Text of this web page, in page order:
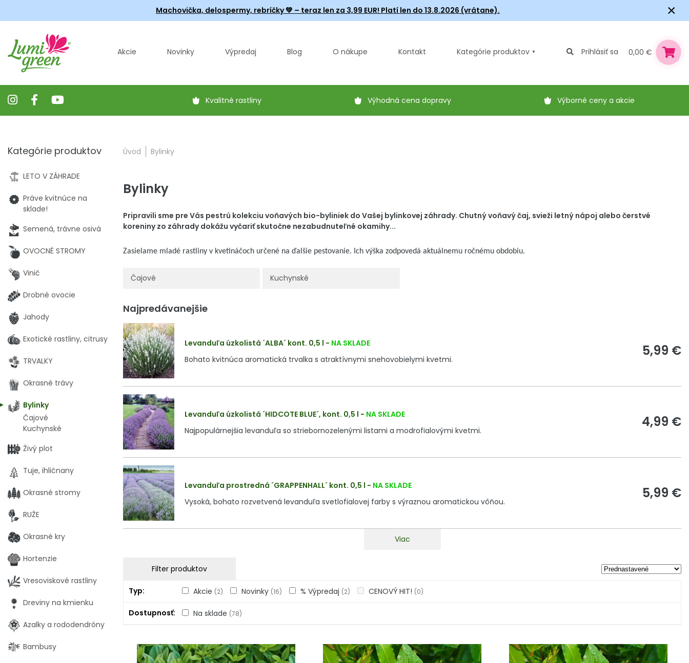
Machovička, delospermy, rebríčky💚 – teraz len za 3,99 EUR! Platí len do 13.8.2026 (vrátane). ×
Akcie Novinky Výpredaj Blog O nákupe Kontakt Kategórie produktov Prihlásiť sa 0,00 €
Kvalitné rastliny Výhodná cena dopravy Výborné ceny a akcie
Úvod Bylinky
Bylinky
Pripravili sme pre Vás pestrú kolekciu voňavých bio-byliniek do Vašej bylinkovej záhrady. Chutný voňavý čaj, svieži letný nápoj alebo čerstvé
koreniny zo záhrady dokážu vyčariť skutočne nezabudnuteľné okamihy...
Zasielame mladé rastliny v kvetináčoch určené na ďalšie pestovanie. Ich výška zodpovedá aktuálnemu ročnému obdobiu.
Čajové Kuchynské
Najpredávanejšie
Levanduľa úzkolistá ´ALBA´ kont. 0,5 l - NA SKLADE
Bohato kvitnúca aromatická trvalka s atraktívnymi snehovobielymi kvetmi.
5,99 €
Levanduľa úzkolistá ´HIDCOTE BLUE´, kont. 0,5 l - NA SKLADE
Najpopulárnejšia levanduľa so striebornozelenými listami a modrofialovými kvetmi.
4,99 €
Levanduľa prostredná ´GRAPPENHALL´ kont. 0,5 l - NA SKLADE
Vysoká, bohato rozvetvená levanduľa svetlofialovej farby s výraznou aromatickou vôňou.
5,99 €
Viac
Filter produktov
Typ Akcie (2) Novinky (16) % Výpredaj (2) CENOVÝ HIT! (0)
Dostupnosť Na sklade (78)
Kategórie produktov
LETO V ZÁHRADE
Práve kvitnúce na
sklade!
Semená, trávne osivá
OVOCNÉ STROMY
Vinič
Drobné ovocie
Jahody
Exotické rastliny, citrusy
TRVALKY
Okrasné trávy
Bylinky
Čajové
Kuchynské
Živý plot
Tuje, ihličnany
Okrasné stromy
RUŽE
Okrasné kry
Hortenzie
Vresoviskové rastliny
Dreviny na kmienku
Azalky a rododendróny
Bambusy